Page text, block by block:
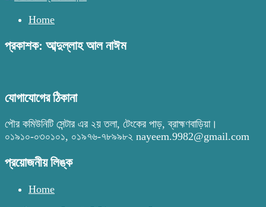
Home
প্রকাশক: আব্দুল্লাহ আল নাঈম
যোগাযোগের ঠিকানা
পৌর কমিউনিটি সেন্টার এর ২য় তলা, টেংকের পাড়, ব্রাহ্মণবাড়িয়া।
০১৯১০-০৩০১০১, ০১৯৭৬-৭৮৯৯৮২ nayeem.9982@gmail.com
প্রয়োজনীয় লিঙ্ক
Home